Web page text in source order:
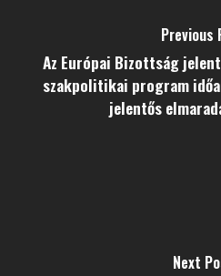
Previous
Az Európai Bizottság
szakpolitikai program
jelentős
Next